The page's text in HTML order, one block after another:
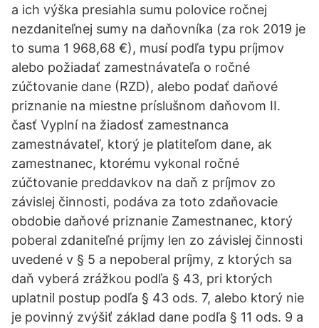
a ich výška presiahla sumu polovice ročnej
nezdaniteľnej sumy na daňovníka (za rok 2019 je
to suma 1 968,68 €), musí podľa typu príjmov
alebo požiadať zamestnávateľa o ročné
zúčtovanie dane (RZD), alebo podať daňové
priznanie na miestne príslušnom daňovom II.
časť Vyplní na žiadosť zamestnanca
zamestnávateľ, ktorý je platiteľom dane, ak
zamestnanec, ktorému vykonal ročné
zúčtovanie preddavkov na daň z príjmov zo
závislej činnosti, podáva za toto zdaňovacie
obdobie daňové priznanie Zamestnanec, ktorý
poberal zdaniteľné príjmy len zo závislej činnosti
uvedené v § 5 a nepoberal príjmy, z ktorých sa
daň vyberá zrážkou podľa § 43, pri ktorých
uplatnil postup podľa § 43 ods. 7, alebo ktorý nie
je povinný zvýšiť základ dane podľa § 11 ods. 9 a